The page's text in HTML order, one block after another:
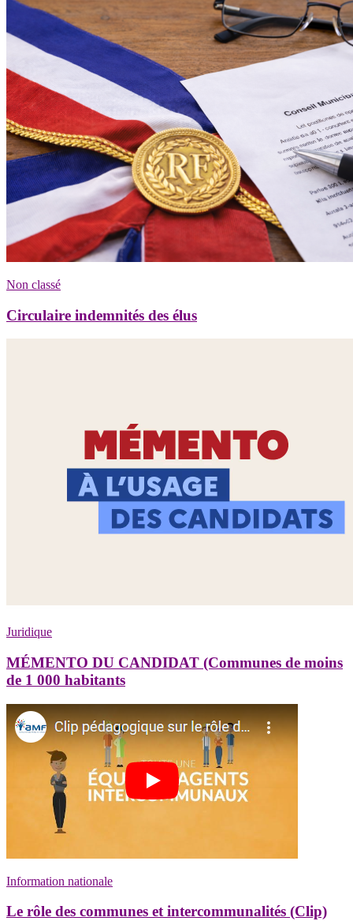
Non classé
Circulaire indemnités des élus
Juridique
MÉMENTO DU CANDIDAT (Communes de moins
de 1 000 habitants
Information nationale
Le rôle des communes et intercommunalités (Clip)